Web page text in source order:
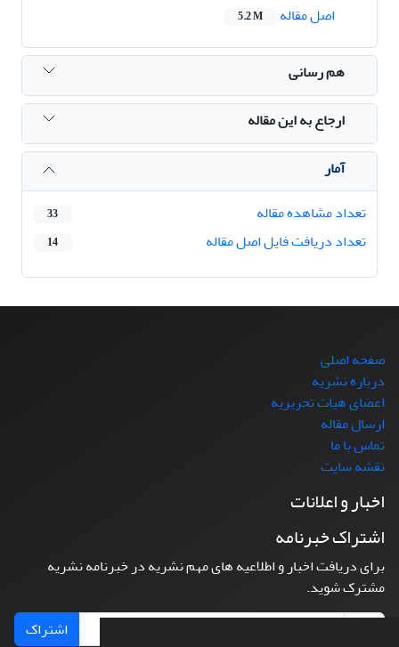
اصل مقاله
5.2 M
هم رسانی
ارجاع به این مقاله
آمار
تعداد مشاهده مقاله
33
تعداد دریافت فایل اصل مقاله 14
صفحه اصلی
درباره نشریه
اعضای هیات تحریریه
ارسال مقاله
تماس با ما
نقشه سایت
اخبار و اعلانات
اشتراک خبرنامه
برای دریافت اخبار و اطلاعیه های مهم نشریه در خبرنامه نشریه
مشترک شوید.
اشتراک